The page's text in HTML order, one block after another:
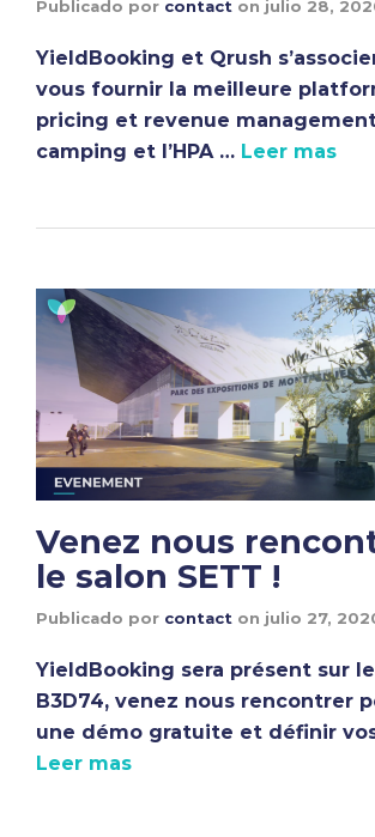
Publicado por contact on julio 28,
YieldBooking et Qrush
vous fournir la meilleure
pricing et revenue
camping et l’HPA … Leer mas
Venez nous
le salon SETT !
Publicado por contact on julio 27,
YieldBooking sera présent sur
B3D74, venez nous rencontrer
une démo gratuite et définir
Leer mas